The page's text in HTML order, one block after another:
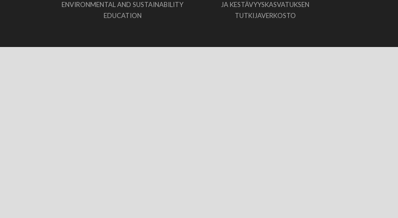
ENVIRONMENTAL AND SUSTAINABILITY
EDUCATION
JA KESTÄVYYSKASVATUKSEN
TUTKIJAVERKOSTO